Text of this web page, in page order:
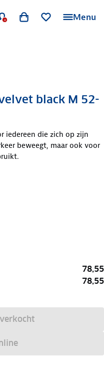
Menu
black M 52-
iedereen die zich op zijn
beweegt, maar ook voor
78,55
78,55